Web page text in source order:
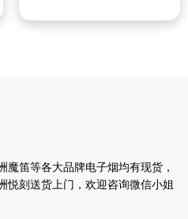
笛等各大品牌电子烟均有现货，
悦刻送货上门，欢迎咨询微信小姐